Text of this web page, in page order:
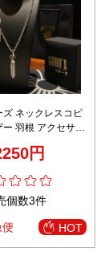
ズ ネックレスコピ
ー 羽根 アクセサリ
円
個数3件
HOT